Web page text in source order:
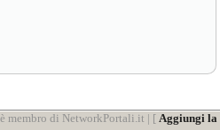
è membro di NetworkPortali.it | [ Aggiungi la